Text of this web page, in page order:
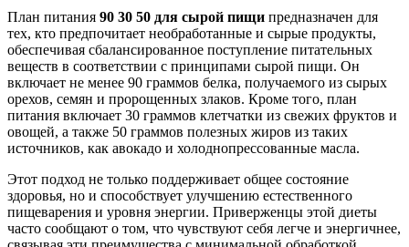
План питания 90 30 50 для сырой пищи предназначен для
тех, кто предпочитает необработанные и сырые продукты,
обеспечивая сбалансированное поступление питательных
веществ в соответствии с принципами сырой пищи. Он
включает не менее 90 граммов белка, получаемого из сырых
орехов, семян и пророщенных злаков. Кроме того, план
питания включает 30 граммов клетчатки из свежих фруктов и
овощей, а также 50 граммов полезных жиров из таких
источников, как авокадо и холоднопрессованные масла.
Этот подход не только поддерживает общее состояние
здоровья, но и способствует улучшению естественного
пищеварения и уровня энергии. Приверженцы этой диеты
часто сообщают о том, что чувствуют себя легче и энергичнее,